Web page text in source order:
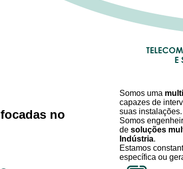
focadas no
Somos uma
capazes de
suas instalações.
Somos
de soluções
Indústria.
Estamos
específica ou